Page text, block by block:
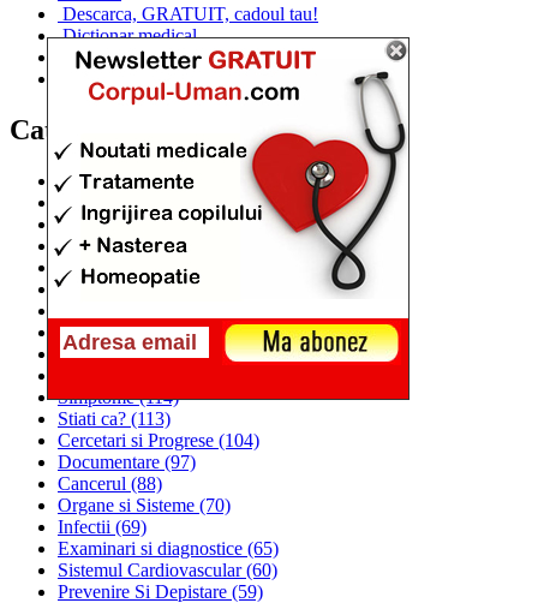
Descarca, GRATUIT, cadoul tau!
Dictionar medical
Dr. Cristina IANUC
Linkuri utile
Categorii
Diete si cure de slabire
(706)
Afectiuni si Boli
(401)
Corpul de la A la Z(315)
Medicina Naturista
Anatomie
(295)
Alimentatia(259)
Sanatatea si Preventia(170)
Interventii si Tratamente(167)
Simptome(114)
Stiati ca? (113)
Cercetari si Progrese (104)
Documentare (97)
Cancerul (88)
Organe si Sisteme (70)
Infectii (69)
Examinari si diagnostice (65)
Sistemul Cardiovascular(60)
Prevenire Si Depistare (59)